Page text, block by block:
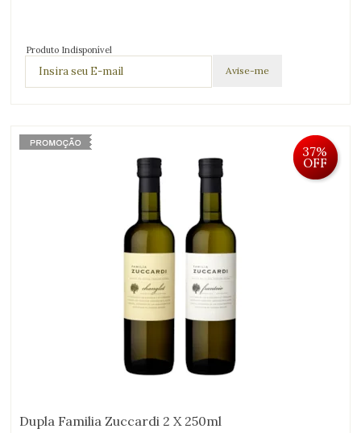
Produto Indisponível
Dupla Familia Zuccardi 2 X 250ml
37%
OFF